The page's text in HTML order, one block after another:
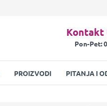
Kontakt
Pon-Pet:
PROIZVODI PITANJA I